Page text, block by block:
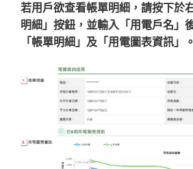
若用戶欲查看帳單明細，請按下於
明細」按鈕，並輸入「用電戶名」
「帳單明細」及「用電圖表資訊」。